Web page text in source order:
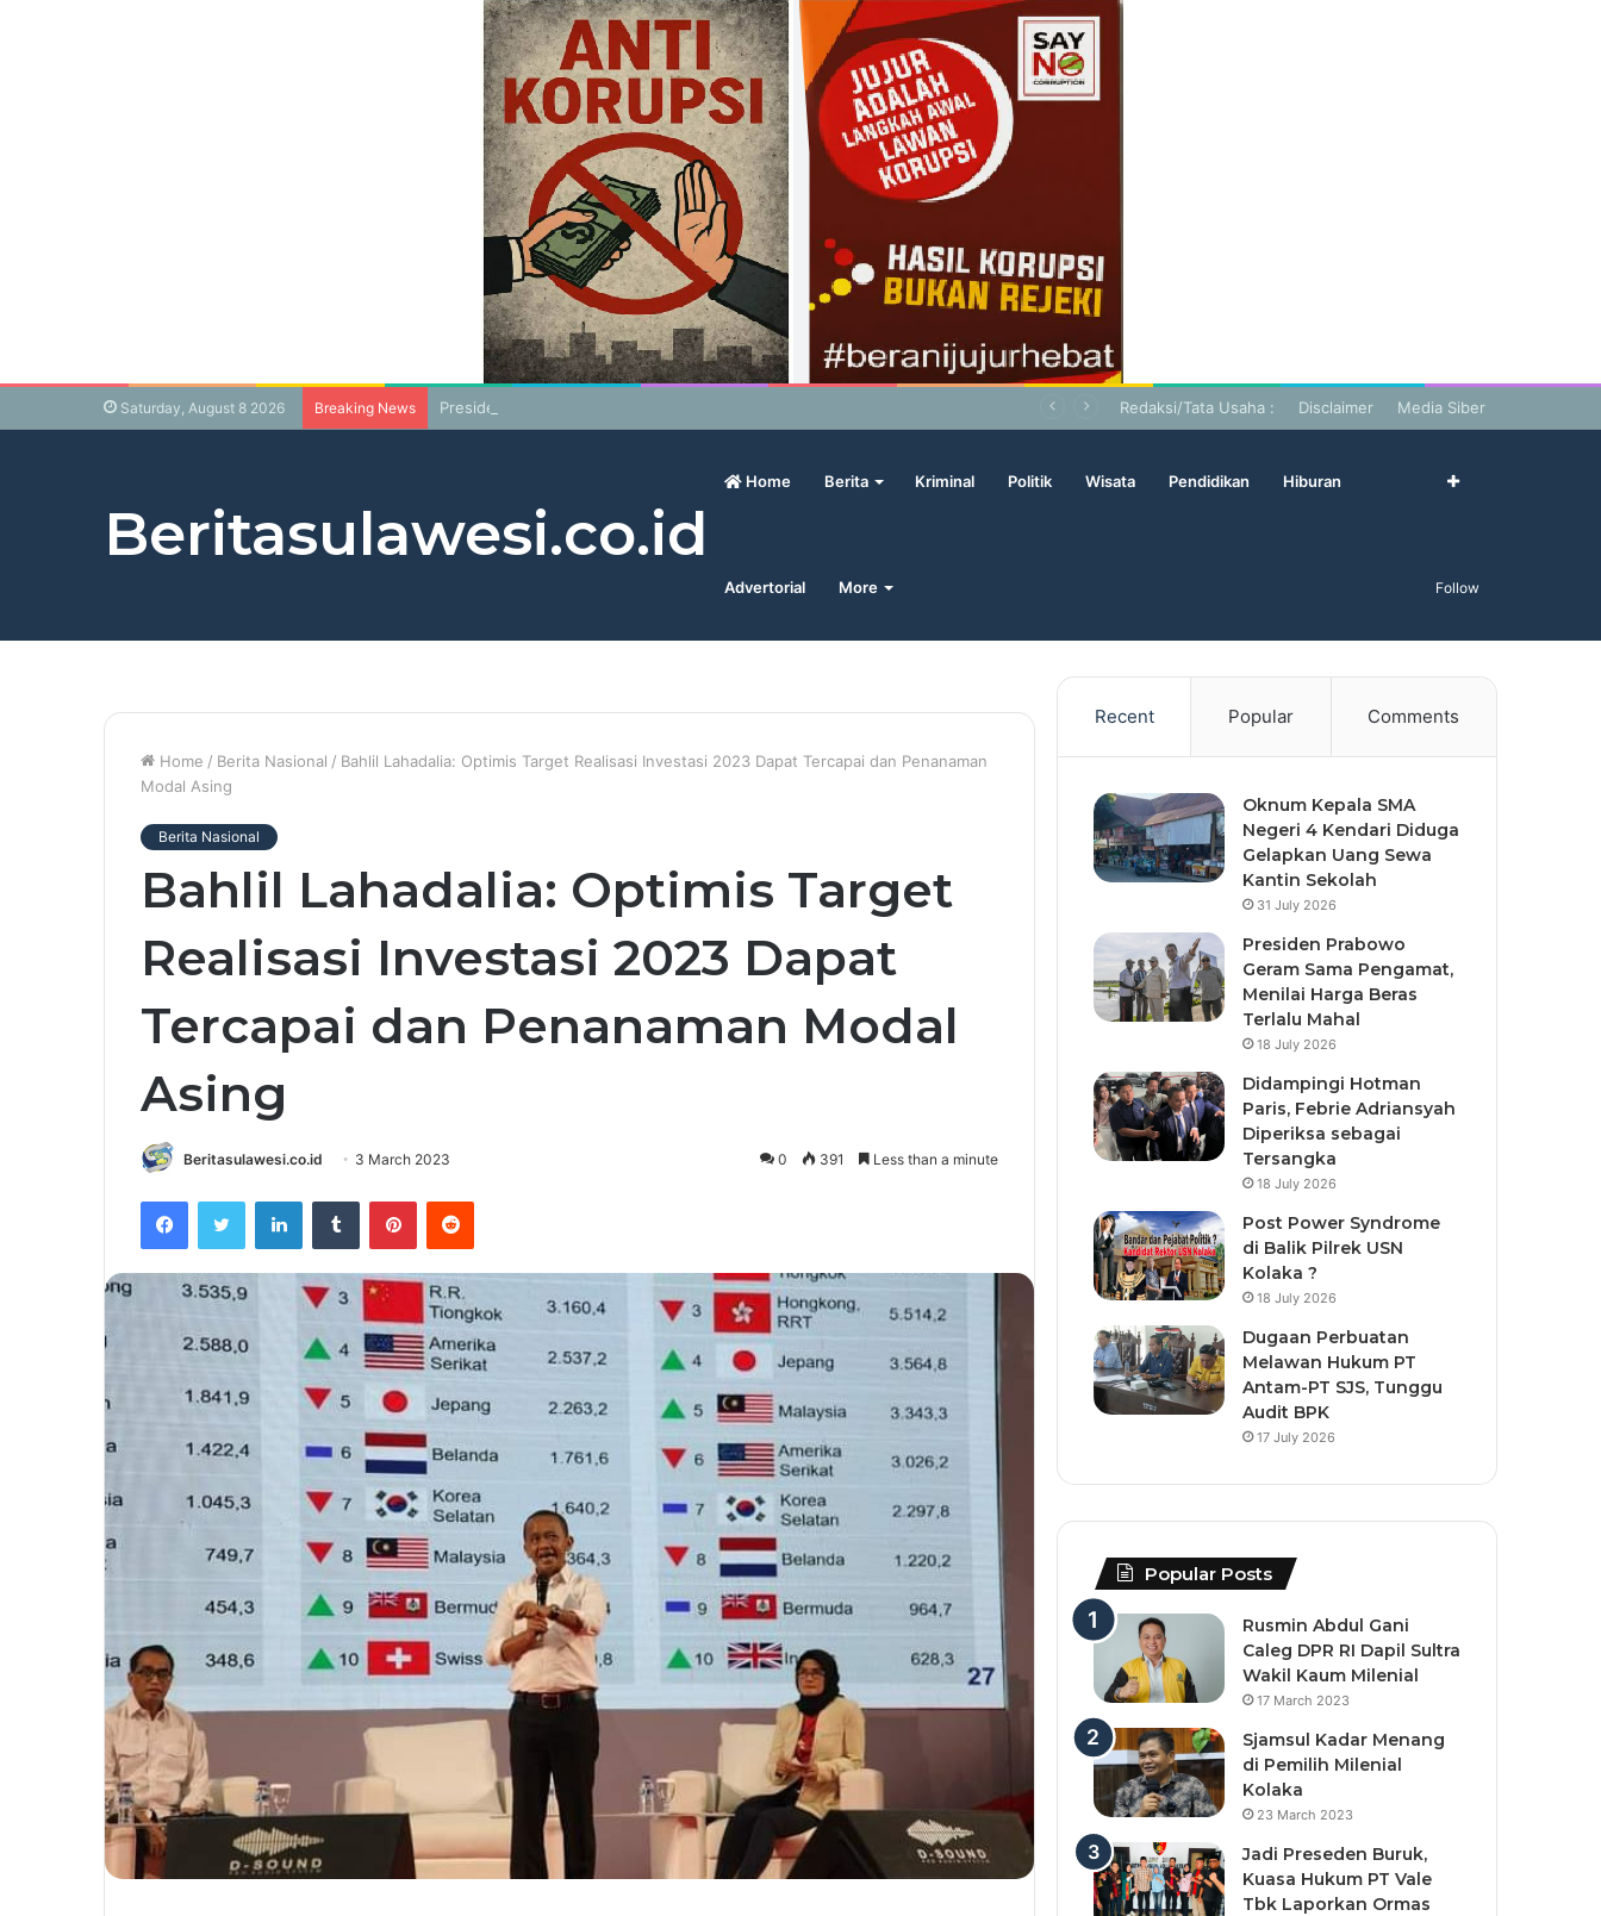
Saturday, August 8 2026 Breaking News Presiden Prabowo Geram Sama Pengamat, Menilai Harga Beras Terlalu Mahal Redaksi/Tata Usaha : Disclaimer Media Siber
Beritasulawesi.co.id
Home Berita Kriminal Politik Wisata Pendidikan Hiburan
Advertorial More Follow
Home / Berita Nasional / Bahlil Lahadalia: Optimis Target Realisasi Investasi 2023 Dapat Tercapai dan Penanaman
Modal Asing
Berita Nasional
Bahlil Lahadalia: Optimis Target
Realisasi Investasi 2023 Dapat
Tercapai dan Penanaman Modal
Asing
Beritasulawesi.co.id 3 March 2023 0 391 Less than a minute
Recent Popular Comments
Oknum Kepala SMA
Negeri 4 Kendari Diduga
Gelapkan Uang Sewa
Kantin Sekolah
31 July 2026
Presiden Prabowo
Geram Sama Pengamat,
Menilai Harga Beras
Terlalu Mahal
18 July 2026
Didampingi Hotman
Paris, Febrie Adriansyah
Diperiksa sebagai
Tersangka
18 July 2026
Post Power Syndrome
di Balik Pilrek USN
Kolaka ?
18 July 2026
Dugaan Perbuatan
Melawan Hukum PT
Antam-PT SJS, Tunggu
Audit BPK
17 July 2026
Popular Posts
Rusmin Abdul Gani
Caleg DPR RI Dapil Sultra
Wakil Kaum Milenial
17 March 2023
Sjamsul Kadar Menang
di Pemilih Milenial
Kolaka
23 March 2023
Jadi Preseden Buruk,
Kuasa Hukum PT Vale
Tbk Laporkan Ormas